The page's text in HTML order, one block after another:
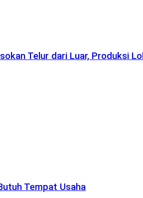
Telur dari Luar, Produksi
Tempat Usaha